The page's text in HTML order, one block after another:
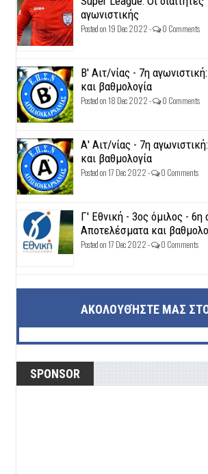
αγωνιστικής
Posted on 19 Dec 2022 - 0 Comments
Β' Αιτ/νίας - 7η
και βαθμολογία
Posted on 18 Dec 2022 - 0 Comments
Α' Αιτ/νίας - 7η
και βαθμολογία
Posted on 17 Dec 2022 - 0 Comments
Γ' Εθνική - 3ος όμιλος - 6η
Αποτελέσματα και
Posted on 17 Dec 2022 - 0 Comments
ΑΚΟΛΟΥΘΉΣΤΕ ΜΑΣ
SPONSOR